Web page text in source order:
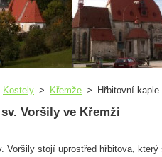
Kostely > Křemže > Hřbitovní kaple
Voršily ve Křemži
Voršily stojí uprostřed hřbitova,